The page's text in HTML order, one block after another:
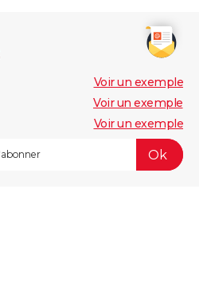
Voir un exemple
Voir un exemple
Voir un exemple